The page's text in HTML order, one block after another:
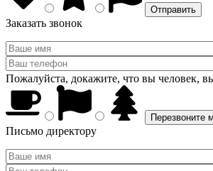
Заказать звонок
Пожалуйста, докажите, что вы человек,
Письмо директору